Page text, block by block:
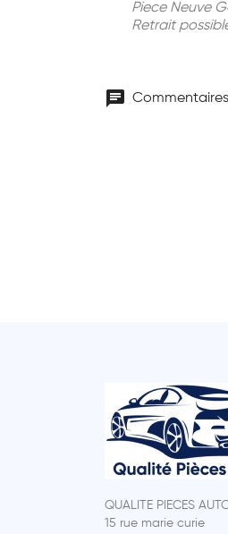
Piece Neuve
Retrait
chat
QUALITE PIECES
15 rue marie curie